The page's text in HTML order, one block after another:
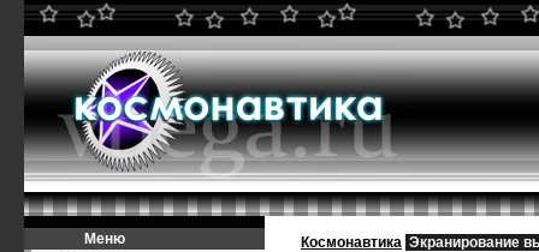
Меню
Космонавтика Экранирование